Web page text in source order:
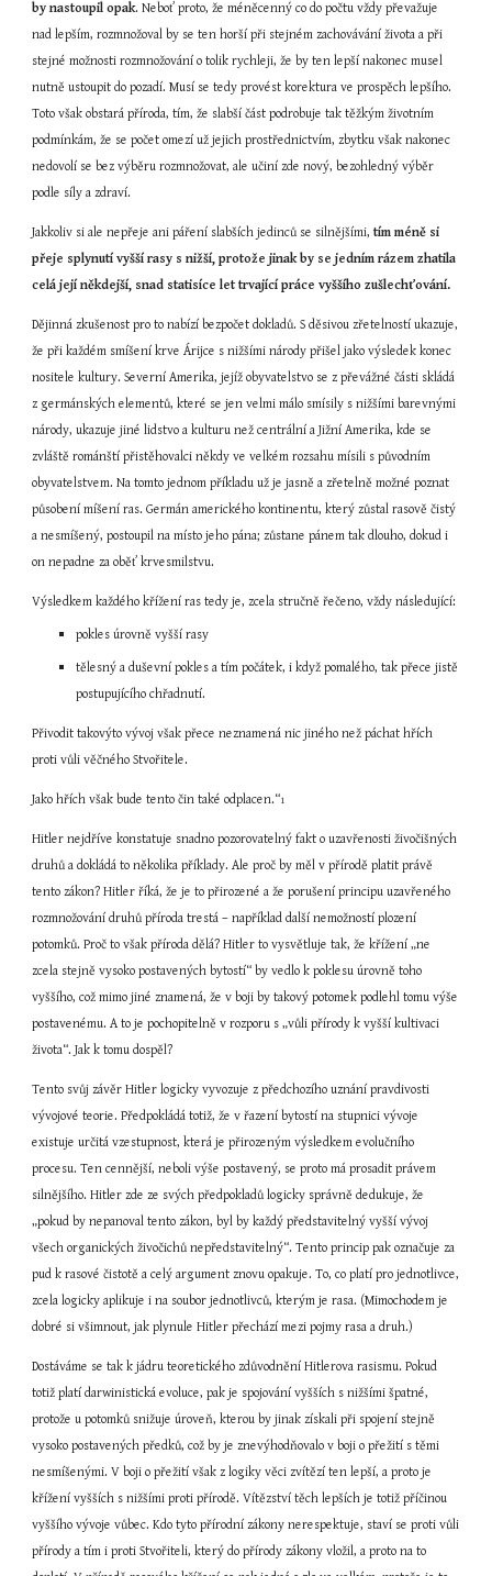
by nastoupil opak. Neboť proto, že méněcenný co do počtu vždy převažuje
nad lepším, rozmnožoval by se ten horší při stejném zachovávání života a při
stejné možnosti rozmnožování o tolik rychleji, že by ten lepší nakonec musel
nutně ustoupit do pozadí. Musí se tedy provést korektura ve prospěch lepšího.
Toto však obstará příroda, tím, že slabší část podrobuje tak těžkým životním
podmínkám, že se počet omezí už jejich prostřednictvím, zbytku však nakonec
nedovolí se bez výběru rozmnožovat, ale učiní zde nový, bezohledný výběr
podle síly a zdraví.
Jakkoliv si ale nepřeje ani páření slabších jedinců se silnějšími, tím méně si
přeje splynutí vyšší rasy s nižší, protože jinak by se jedním rázem zhatila
celá její někdejší, snad statisíce let trvající práce vyššího zušlechťování.
Dějinná zkušenost pro to nabízí bezpočet dokladů. S děsivou zřetelností ukazuje,
že při každém smíšení krve Árijce s nižšími národy přišel jako výsledek konec
nositele kultury. Severní Amerika, jejíž obyvatelstvo se z převážné části skládá
z germánských elementů, které se jen velmi málo smísily s nižšími barevnými
národy, ukazuje jiné lidstvo a kulturu než centrální a Jižní Amerika, kde se
zvláště románští přistěhovalci někdy ve velkém rozsahu mísili s původním
obyvatelstvem. Na tomto jednom příkladu už je jasně a zřetelně možné poznat
působení míšení ras. Germán amerického kontinentu, který zůstal rasově čistý
a nesmíšený, postoupil na místo jeho pána; zůstane pánem tak dlouho, dokud i
on nepadne za oběť krvesmilstvu.
Výsledkem každého křížení ras tedy je, zcela stručně řečeno, vždy následující:
pokles úrovně vyšší rasy
tělesný a duševní pokles a tím počátek, i když pomalého, tak přece jistě
postupujícího chřadnutí.
Přivodit takovýto vývoj však přece neznamená nic jiného než páchat hřích
proti vůli věčného Stvořitele.
Jako hřích však bude tento čin také odplacen.“1
Hitler nejdříve konstatuje snadno pozorovatelný fakt o uzavřenosti živočišných
druhů a dokládá to několika příklady. Ale proč by měl v přírodě platit právě
tento zákon? Hitler říká, že je to přirozené a že porušení principu uzavřeného
rozmnožování druhů příroda trestá – například další nemožností plození
potomků. Proč to však příroda dělá? Hitler to vysvětluje tak, že křížení „ne
zcela stejně vysoko postavených bytostí“ by vedlo k poklesu úrovně toho
vyššího, což mimo jiné znamená, že v boji by takový potomek podlehl tomu výše
postavenému. A to je pochopitelně v rozporu s „vůli přírody k vyšší kultivaci
života“. Jak k tomu dospěl?
Tento svůj závěr Hitler logicky vyvozuje z předchozího uznání pravdivosti
vývojové teorie. Předpokládá totiž, že v řazení bytostí na stupnici vývoje
existuje určitá vzestupnost, která je přirozeným výsledkem evolučního
procesu. Ten cennější, neboli výše postavený, se proto má prosadit právem
silnějšího. Hitler zde ze svých předpokladů logicky správně dedukuje, že
„pokud by nepanoval tento zákon, byl by každý představitelný vyšší vývoj
všech organických živočichů nepředstavitelný“. Tento princip pak označuje za
pud k rasové čistotě a celý argument znovu opakuje. To, co platí pro jednotlivce,
zcela logicky aplikuje i na soubor jednotlivců, kterým je rasa. (Mimochodem je
dobré si všimnout, jak plynule Hitler přechází mezi pojmy rasa a druh.)
Dostáváme se tak k jádru teoretického zdůvodnění Hitlerova rasismu. Pokud
totiž platí darwinistická evoluce, pak je spojování vyšších s nižšími špatné,
protože u potomků snižuje úroveň, kterou by jinak získali při spojení stejně
vysoko postavených předků, což by je znevýhodňovalo v boji o přežití s těmi
nesmíšenými. V boji o přežití však z logiky věci zvítězí ten lepší, a proto je
křížení vyšších s nižšími proti přírodě. Vítězství těch lepších je totiž příčinou
vyššího vývoje vůbec. Kdo tyto přírodní zákony nerespektuje, staví se proti vůli
přírody a tím i proti Stvořiteli, který do přírody zákony vložil, a proto na to